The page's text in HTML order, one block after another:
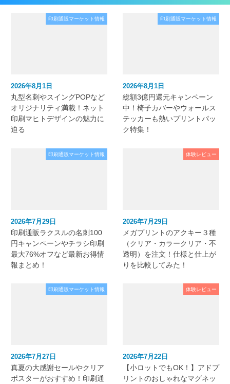
印刷通販マーケット情報
2026年8月1日
丸型名刺やスイングPOPなど
オリジナリティ満載！ネット
印刷マヒトデザインの魅力に
迫る
印刷通販マーケット情報
2026年8月1日
総額3億円還元キャンペーン
中！椅子カバーやウォールス
テッカーも熱いプリントパッ
ク特集！
印刷通販マーケット情報
2026年7月29日
印刷通販ラクスルの名刺100
円キャンペーンやチラシ印刷
最大76%オフなど最新お得情
報まとめ！
体験レビュー
2026年7月29日
メガプリントのアクキー３種
（クリア・カラークリア・不
透明）を注文！仕様と仕上が
りを比較してみた！
印刷通販マーケット情報
2026年7月27日
真夏の大感謝セールやクリア
ポスターがおすすめ！印刷通
体験レビュー
2026年7月22日
【小ロットでもOK！】アドプ
リントのおしゃれなマグネッ